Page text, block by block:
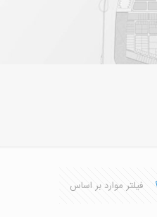
فیلتر موارد بر اساس